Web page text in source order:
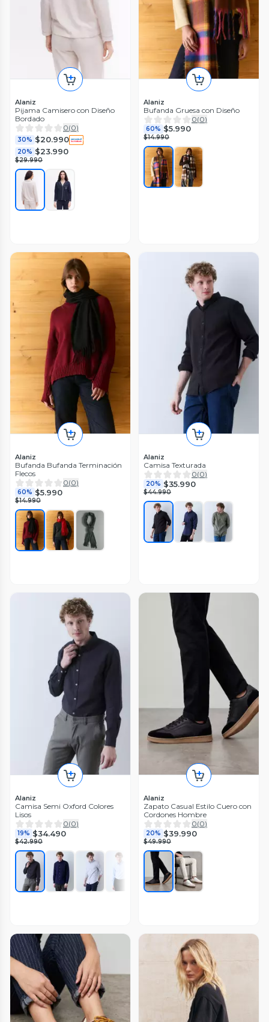
Alaniz
Pijama Camisero con Diseño
Bordado
0(0)
30% $20.990
20% $23.990
$29.990
Alaniz
Bufanda Gruesa con Diseño
0(0)
60% $5.990
$14.990
Alaniz
Bufanda Bufanda Terminación
Flecos
0(0)
60% $5.990
$14.990
Alaniz
Camisa Texturada
0(0)
20% $35.990
$44.990
Alaniz
Camisa Semi Oxford Colores
Lisos
0(0)
19% $34.490
$42.990
Alaniz
Zapato Casual Estilo Cuero con
Cordones Hombre
0(0)
20% $39.990
$49.990